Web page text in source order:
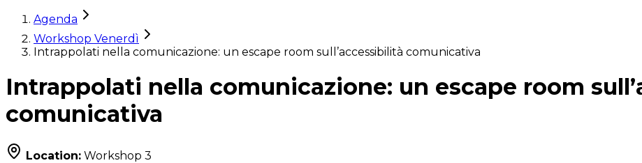
Agenda
Workshop Venerdì
Intrappolati nella comunicazione: un escape room sull’accessibilità comunicativa
Intrappolati nella comunicazione: un escape room
comunicativa
Location: Workshop 3